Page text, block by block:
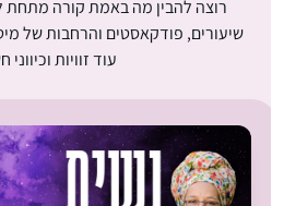
רוצה להבין מה באמת קורה מתחת
שיעורים, פודקאסטים והרחבות של
עוד זוויות